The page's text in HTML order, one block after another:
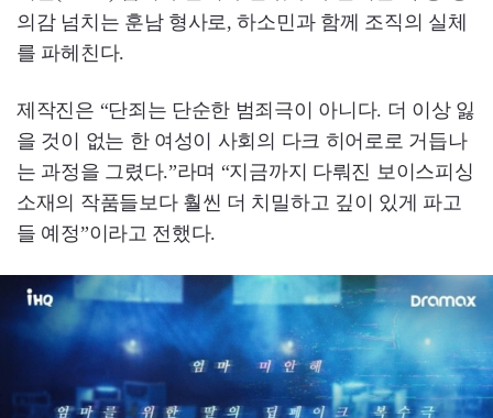
의감 넘치는 훈남 형사로, 하소민과 함께 조직의 실체
를 파헤친다.
제작진은 “단죄는 단순한 범죄극이 아니다. 더 이상 잃
을 것이 없는 한 여성이 사회의 다크 히어로로 거듭나
는 과정을 그렸다.”라며 “지금까지 다뤄진 보이스피싱
소재의 작품들보다 훨씬 더 치밀하고 깊이 있게 파고
들 예정”이라고 전했다.